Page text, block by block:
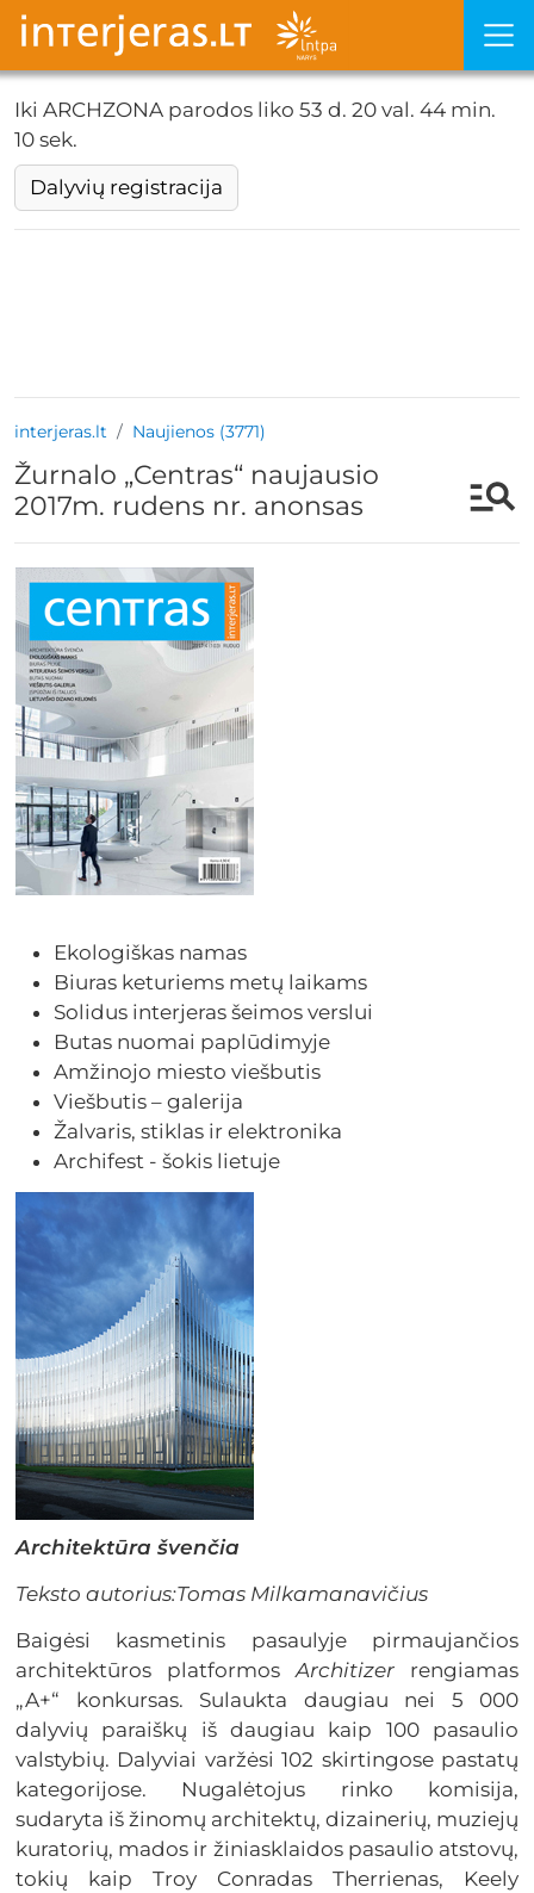
Iki ARCHZONA parodos liko 53 d. 20 val. 44 min. 9
sek.
Dalyvių registracija
interjeras.lt Naujienos (3771)
Žurnalo „Centras“ naujausio
2017m. rudens nr. anonsas
Ekologiškas namas
Biuras keturiems metų laikams
Solidus interjeras šeimos verslui
Butas nuomai paplūdimyje
Amžinojo miesto viešbutis
Viešbutis – galerija
Žalvaris, stiklas ir elektronika
Archifest - šokis lietuje
Architektūra švenčia
Teksto autorius:Tomas Milkamanavičius
Baigėsi kasmetinis pasaulyje pirmaujančios
architektūros platformosArchitizer rengiamas
„A+“ konkursas. Sulaukta daugiau nei 5 000
dalyvių paraiškų iš daugiau kaip 100 pasaulio
valstybių. Dalyviai varžėsi 102 skirtingose pastatų
kategorijose. Nugalėtojus rinko komisija,
sudaryta iš žinomų architektų, dizainerių, muziejų
kuratorių, mados ir žiniasklaidos pasaulio atstovų,
tokių kaip Troy Conradas Therrienas, Keely